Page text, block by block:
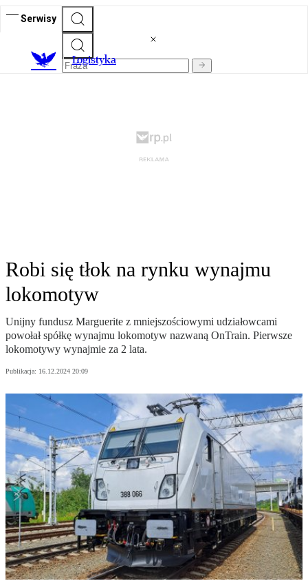
Serwisy
Logistyka
Robi się tłok na rynku wynajmu
lokomotyw
Unijny fundusz Marguerite z mniejszościowymi udziałowcami
powołał spółkę wynajmu lokomotyw nazwaną OnTrain. Pierwsze
lokomotywy wynajmie za 2 lata.
Publikacja: 16.12.2024 20:09